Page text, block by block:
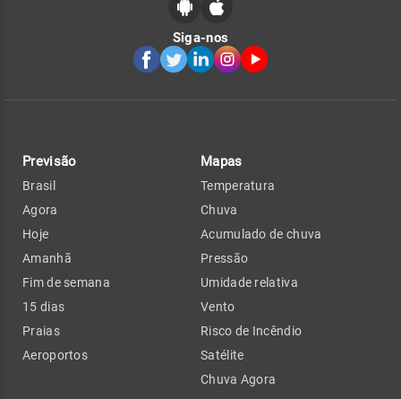
Siga-nos
Previsão
Brasil
Agora
Hoje
Amanhã
Fim de semana
15 dias
Praias
Aeroportos
Mapas
Temperatura
Chuva
Acumulado de chuva
Pressão
Umidade relativa
Vento
Risco de Incêndio
Satélite
Chuva Agora